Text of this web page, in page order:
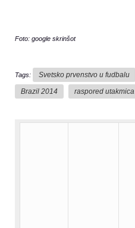
Foto: google skrinšot
Tags: Svetsko prvenstvo u fudbalu
Brazil 2014
raspored utakmica